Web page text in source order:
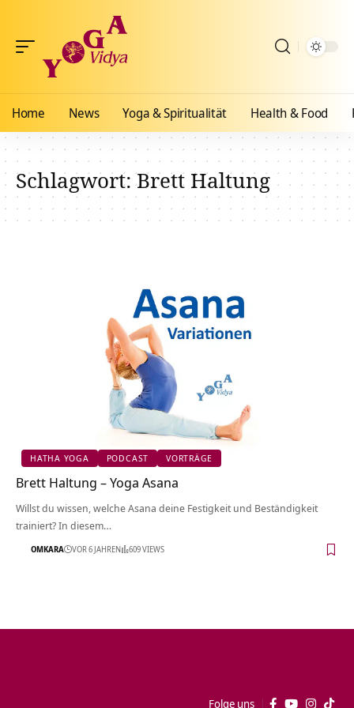
Home News Yoga & Spiritualität Health & Food
Schlagwort:Brett Haltung
HATHA YOGA PODCAST VORTRÄGE
Brett Haltung – Yoga Asana
Willst du wissen, welche Asana deine Festigkeit und Beständigkeit
trainiert? In diesem…
OMKARA VOR 6 JAHREN 609 VIEWS
Folge uns